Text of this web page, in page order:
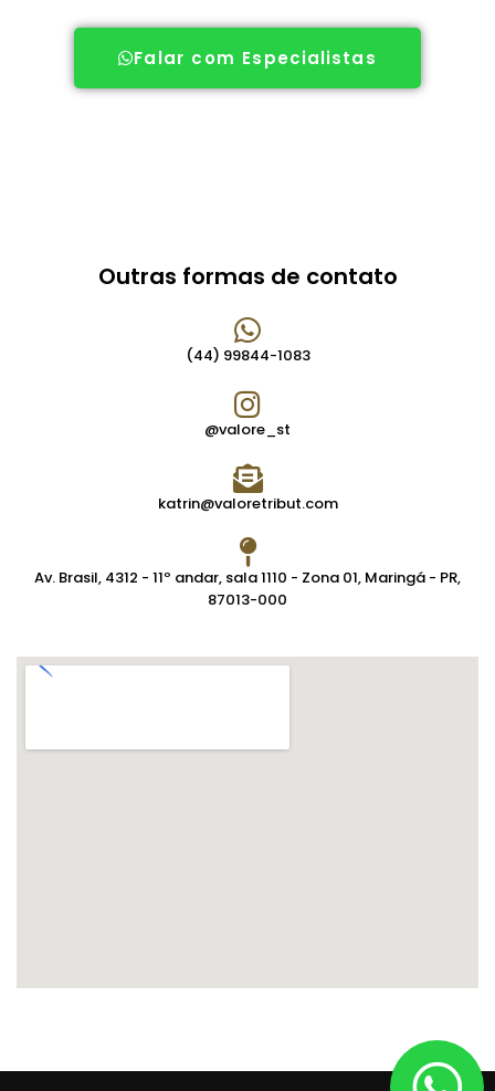
Falar com Especialistas
Outras formas de contato
(44) 99844-1083
@valore_st
katrin@valoretribut.com
Av. Brasil, 4312 - 11º andar, sala 1110 - Zona 01, Maringá - PR,
87013-000